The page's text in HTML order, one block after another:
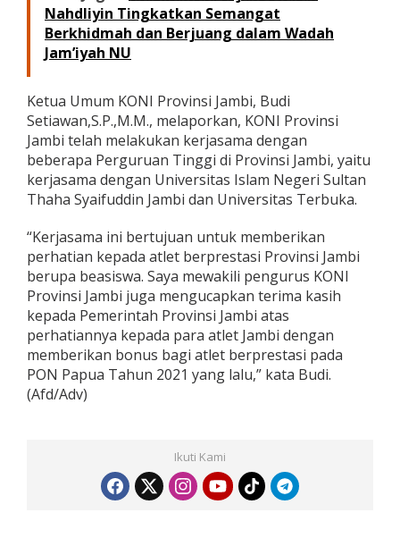
Nahdliyin Tingkatkan Semangat
Berkhidmah dan Berjuang dalam Wadah
Jam’iyah NU
Ketua Umum KONI Provinsi Jambi, Budi
Setiawan,S.P.,M.M., melaporkan, KONI Provinsi
Jambi telah melakukan kerjasama dengan
beberapa Perguruan Tinggi di Provinsi Jambi, yaitu
kerjasama dengan Universitas Islam Negeri Sultan
Thaha Syaifuddin Jambi dan Universitas Terbuka.
“Kerjasama ini bertujuan untuk memberikan
perhatian kepada atlet berprestasi Provinsi Jambi
berupa beasiswa. Saya mewakili pengurus KONI
Provinsi Jambi juga mengucapkan terima kasih
kepada Pemerintah Provinsi Jambi atas
perhatiannya kepada para atlet Jambi dengan
memberikan bonus bagi atlet berprestasi pada
PON Papua Tahun 2021 yang lalu,” kata Budi.
(Afd/Adv)
Ikuti Kami